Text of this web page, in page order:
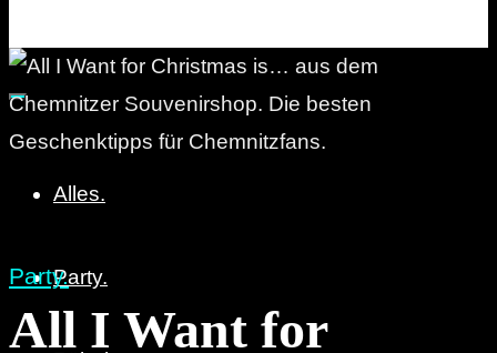
Alles.
Party.
Party.
All I Want for